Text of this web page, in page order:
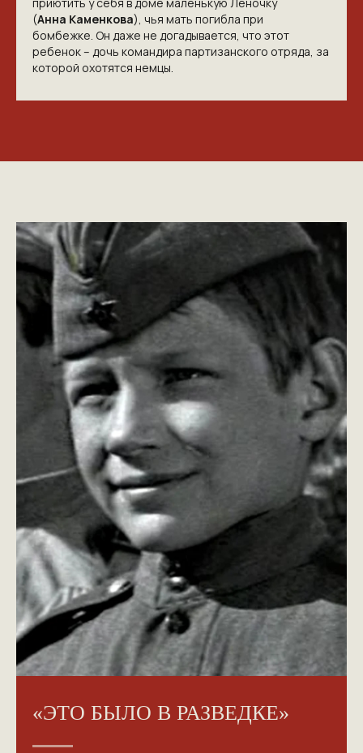
(Анна Каменкова), чья мать погибла при
бомбежке. Он даже не догадывается, что этот
ребенок – дочь командира партизанского отряда, за
которой охотятся немцы.
«ЭТО БЫЛО В РАЗВЕДКЕ»